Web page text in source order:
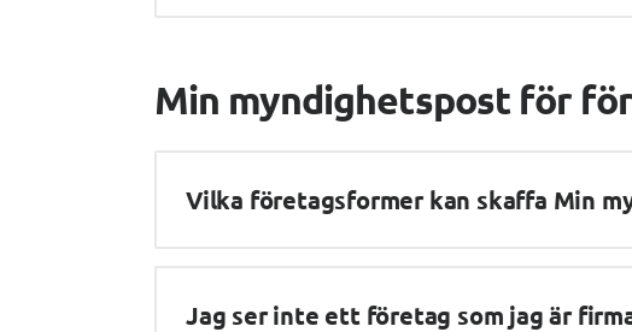
Min myndighetspost för
Vilka företagsformer kan skaffa Min
Jag ser inte ett företag som jag är